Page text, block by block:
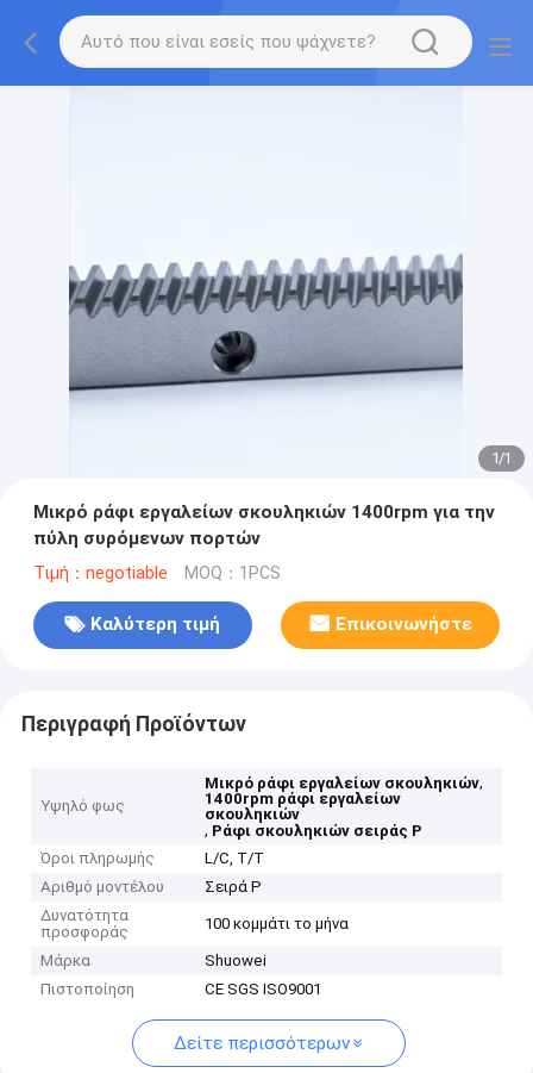
1/1
Μικρό ράφι εργαλείων σκουληκιών 1400rpm για την
πύλη συρόμενων πορτών
Τιμή：negotiable MOQ：1PCS
Καλύτερη τιμή Επικοινωνήστε
Περιγραφή Προϊόντων
Υψηλό φως
Μικρό ράφι εργαλείων σκουληκιών,
1400rpm ράφι εργαλείων
σκουληκιών
, Ράφι σκουληκιών σειράς Ρ
Όροι πληρωμής
L/C, T/T
Αριθμό μοντέλου
Σειρά Ρ
Δυνατότητα
προσφοράς
100 κομμάτι το μήνα
Μάρκα
Shuowei
Πιστοποίηση
CE SGS ISO9001
Δείτε περισσότερων